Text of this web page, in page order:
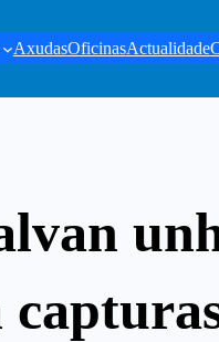
AxudasOficinasActualidade